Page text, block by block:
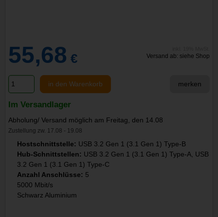
55,68 € Versand ab: siehe Shop
in den Warenkorb merken
Im Versandlager
Abholung/ Versand möglich am Freitag, den 14.08
Zustellung zw. 17.08 - 19.08
Hostschnittstelle: USB 3.2 Gen 1 (3.1 Gen 1) Type-B
Hub-Schnittstellen: USB 3.2 Gen 1 (3.1 Gen 1) Type-A, USB
3.2 Gen 1 (3.1 Gen 1) Type-C
Anzahl Anschlüsse: 5
5000 Mbit/s
Schwarz Aluminium